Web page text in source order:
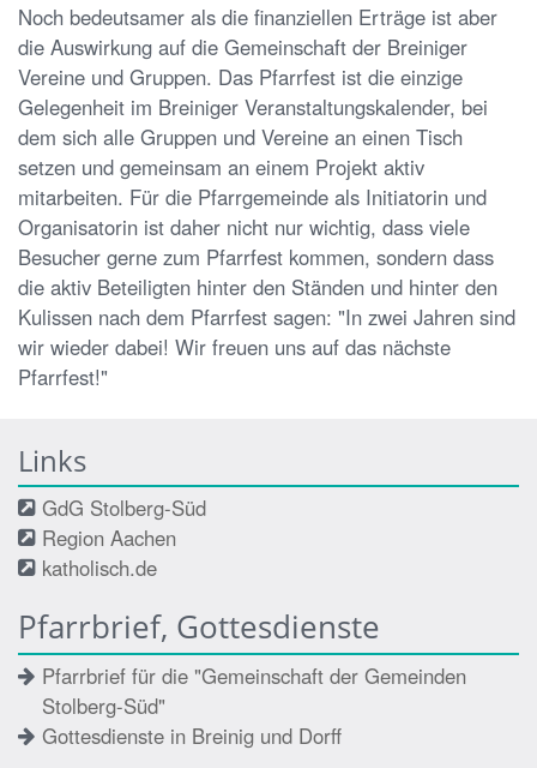
Noch bedeutsamer als die finanziellen Erträge ist aber
die Auswirkung auf die Gemeinschaft der Breiniger
Vereine und Gruppen. Das Pfarrfest ist die einzige
Gelegenheit im Breiniger Veranstaltungskalender, bei
dem sich alle Gruppen und Vereine an einen Tisch
setzen und gemeinsam an einem Projekt aktiv
mitarbeiten. Für die Pfarrgemeinde als Initiatorin und
Organisatorin ist daher nicht nur wichtig, dass viele
Besucher gerne zum Pfarrfest kommen, sondern dass
die aktiv Beteiligten hinter den Ständen und hinter den
Kulissen nach dem Pfarrfest sagen: "In zwei Jahren sind
wir wieder dabei! Wir freuen uns auf das nächste
Pfarrfest!"
Links
GdG Stolberg-Süd
Region Aachen
katholisch.de
Pfarrbrief, Gottesdienste
Pfarrbrief für die "Gemeinschaft der Gemeinden
Stolberg-Süd"
Gottesdienste in Breinig und Dorff